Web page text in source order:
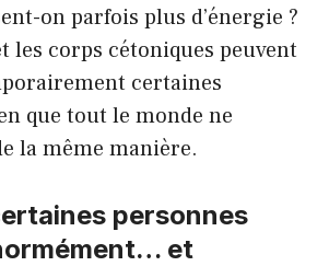
on parfois plus d’énergie ?
les corps cétoniques peuvent
certaines
que tout le monde ne
la même manière.
personnes
et